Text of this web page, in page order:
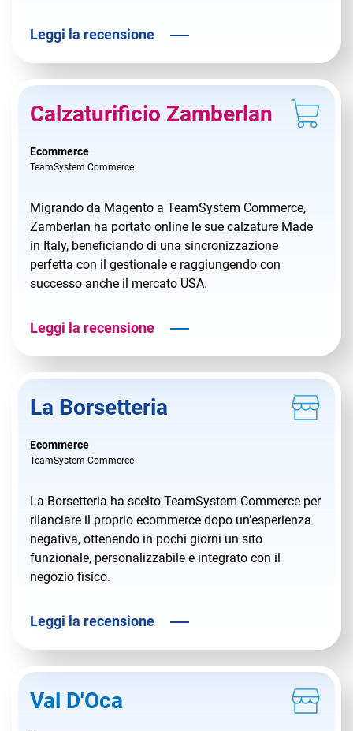
Leggi la recensione
Calzaturificio Zamberlan
Ecommerce
TeamSystem Commerce
Migrando da Magento a TeamSystem Commerce,
Zamberlan ha portato online le sue calzature Made
in Italy, beneficiando di una sincronizzazione
perfetta con il gestionale e raggiungendo con
successo anche il mercato USA.
Leggi la recensione
La Borsetteria
Ecommerce
TeamSystem Commerce
La Borsetteria ha scelto TeamSystem Commerce per
rilanciare il proprio ecommerce dopo un’esperienza
negativa, ottenendo in pochi giorni un sito
funzionale, personalizzabile e integrato con il
negozio fisico.
Leggi la recensione
Val D'Oca